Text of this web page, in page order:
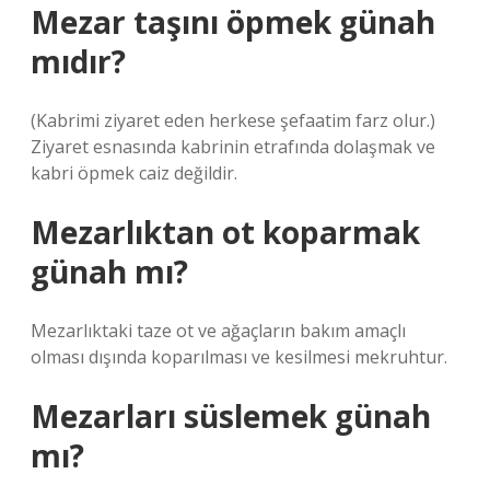
Mezar taşını öpmek günah
mıdır?
(Kabrimi ziyaret eden herkese şefaatim farz olur.)
Ziyaret esnasında kabrinin etrafında dolaşmak ve
kabri öpmek caiz değildir.
Mezarlıktan ot koparmak
günah mı?
Mezarlıktaki taze ot ve ağaçların bakım amaçlı
olması dışında koparılması ve kesilmesi mekruhtur.
Mezarları süslemek günah
mı?